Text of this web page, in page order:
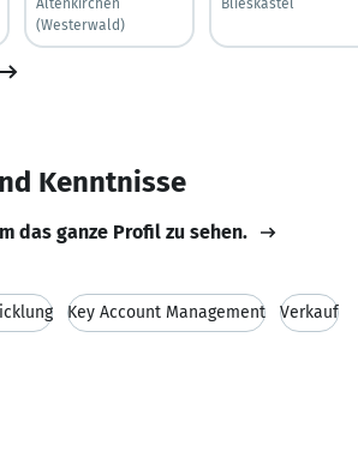
(Westerwald)
Kenntnisse
das ganze Profil zu sehen.
Key Account Management Verkauf